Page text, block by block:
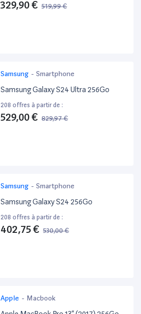
329,90 € 519,99 €
Samsung - Smartphone
Samsung Galaxy S24 Ultra 256Go
208 offres à partir de :
529,00 € 829,97 €
Samsung - Smartphone
Samsung Galaxy S24 256Go
208 offres à partir de :
402,75 € 530,00 €
Apple - Macbook